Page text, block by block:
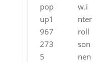
pop
up1
967
273
5
w.i
nter
roll
son
nen